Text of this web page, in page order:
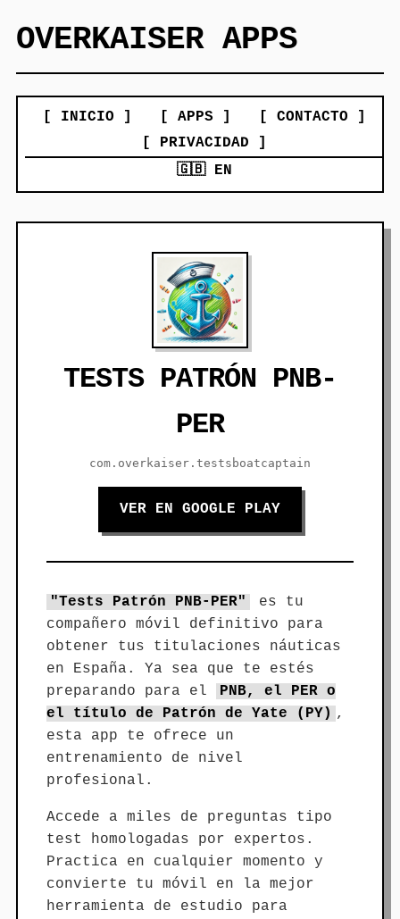
OVERKAISER APPS
[ INICIO ] [ APPS ]
[ CONTACTO ]
[ PRIVACIDAD ]
🇬🇧 EN
TESTS PATRÓN PNB-
PER
com.overkaiser.testsboatcaptain
VER EN GOOGLE PLAY
"Tests Patrón PNB-PER"
es tu
compañero móvil definitivo para
obtener tus titulaciones náuticas
en España. Ya sea que te estés
preparando para el
PNB, el PER o
el título de Patrón de Yate (PY) ,
esta app te ofrece un
entrenamiento de nivel
profesional.
Accede a miles de preguntas tipo
test homologadas por expertos.
Practica en cualquier momento y
convierte tu móvil en la mejor
herramienta de estudio para